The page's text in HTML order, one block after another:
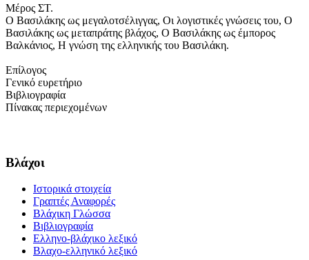
Μέρος ΣΤ.
Ο Βασιλάκης ως μεγαλοτσέλιγγας, Οι λογιστικές γνώσεις του, Ο
Βασιλάκης ως μεταπράτης βλάχος, Ο Βασιλάκης ως έμπορος
Βαλκάνιος, Η γνώση της ελληνικής του Βασιλάκη.
Επίλογος
Γενικό ευρετήριο
Βιβλιογραφία
Πίνακας περιεχομένων
Βλάχοι
Ιστορικά στοιχεία
Γραπτές Αναφορές
Βλάχικη Γλώσσα
Βιβλιογραφία
Ελληνο-βλάχικο λεξικό
Βλαχο-ελληνικό λεξικό